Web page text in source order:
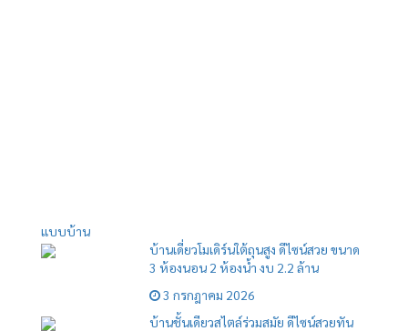
แบบบ้าน
บ้านเดี่ยวโมเดิร์นใต้ถุนสูง ดีไซน์สวย ขนาด
3 ห้องนอน 2 ห้องน้ำ งบ 2.2 ล้าน
3 กรกฎาคม 2026
บ้านชั้นเดียวสไตล์ร่วมสมัย ดีไซน์สวยทัน